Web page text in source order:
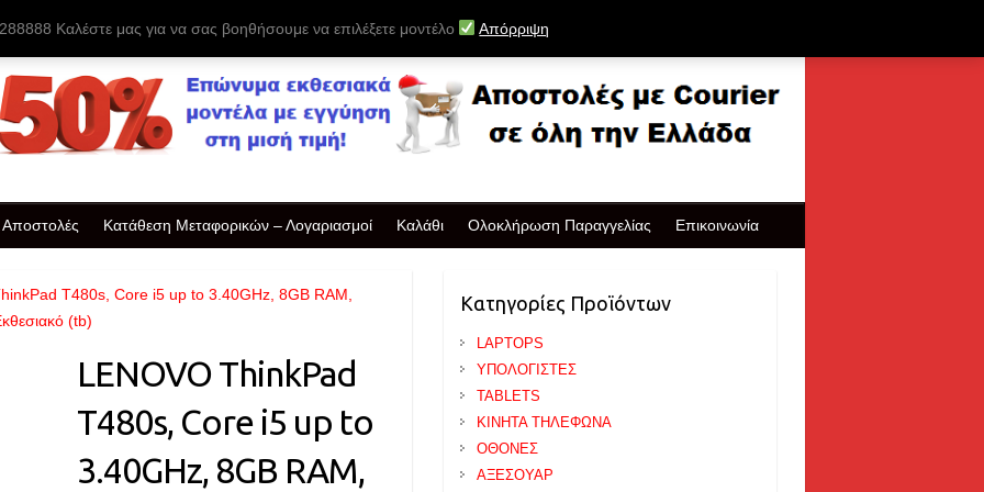
Καλέστε μας για να σας βοηθήσουμε να επιλέξετε μοντέλο Απόρριψη
Αποστολές Κατάθεση Μεταφορικών – Λογαριασμοί Καλάθι Ολοκλήρωση Παραγγελίας Επικοινωνία
T480s, Core i5 up to 3.40GHz, 8GB RAM,
(tb)
LENOVO ThinkPad
T480s, Core i5 up to
3.40GHz, 8GB RAM,
Κατηγορίες Προϊόντων
LAPTOPS
ΥΠΟΛΟΓΙΣΤΕΣ
TABLETS
ΚΙΝΗΤΑ ΤΗΛΕΦΩΝΑ
ΟΘΟΝΕΣ
ΑΞΕΣΟΥΑΡ